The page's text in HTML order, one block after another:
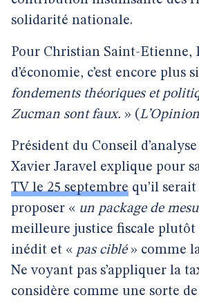
solidarité nationale.
Pour Christian Saint-Etienne,
d’économie, c’est encore plus
fondements théoriques et
Zucman sont faux. » (L’Opinion
Président du Conseil
Xavier Jaravel explique pour
TV le 25 septembre qu’il
proposer « un package de
meilleure justice fiscale plutôt
inédit et « pas ciblé» comme
Ne voyant pas s’appliquer la
considère comme une sorte